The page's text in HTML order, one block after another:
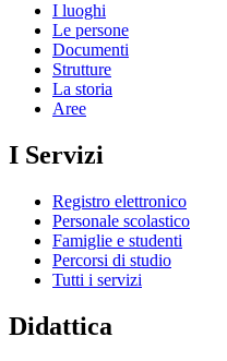
I luoghi
Le persone
Documenti
Strutture
La storia
Aree
I Servizi
Registro elettronico
Personale scolastico
Famiglie e studenti
Percorsi di studio
Tutti i servizi
Didattica